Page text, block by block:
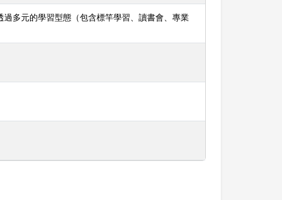
多元的學習型態（包含標竿學習、讀書會、專業